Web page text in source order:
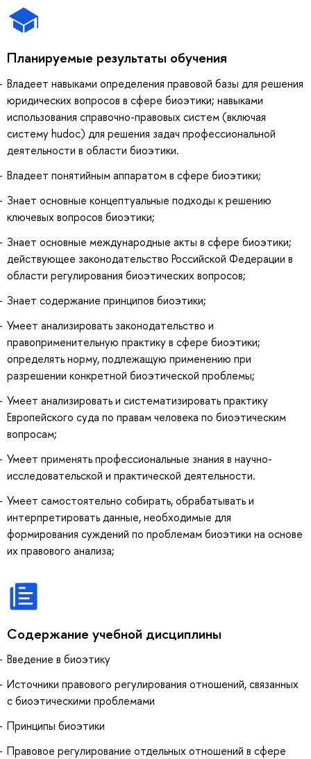
Планируемые результаты обучения
Владеет навыками определения правовой базы для решения
юридических вопросов в сфере биоэтики; навыками
использования справочно-правовых систем (включая
систему hudoc) для решения задач профессиональной
деятельности в области биоэтики.
Владеет понятийным аппаратом в сфере биоэтики;
Знает основные концептуальные подходы к решению
ключевых вопросов биоэтики;
Знает основные международные акты в сфере биоэтики;
действующее законодательство Российской Федерации в
области регулирования биоэтических вопросов;
Знает содержание принципов биоэтики;
Умеет анализировать законодательство и
правоприменительную практику в сфере биоэтики;
определять норму, подлежащую применению при
разрешении конкретной биоэтической проблемы;
Умеет анализировать и систематизировать практику
Европейского суда по правам человека по биоэтическим
вопросам;
Умеет применять профессиональные знания в научно-
исследовательской и практической деятельности.
Умеет самостоятельно собирать, обрабатывать и
интерпретировать данные, необходимые для
формирования суждений по проблемам биоэтики на основе
их правового анализа;
Содержание учебной дисциплины
Введение в биоэтику
Источники правового регулирования отношений, связанных
с биоэтическими проблемами
Принципы биоэтики
Правовое регулирование отдельных отношений в сфере